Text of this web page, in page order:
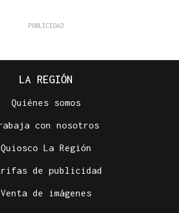
LA REGIÓN
Quiénes somos
con nosotros
Quiosco La Región
de publicidad
Venta de imágenes